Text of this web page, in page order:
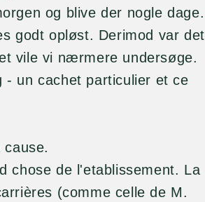
og blive der nogle dage.
godt opløst. Derimod var det
vile vi nærmere undersøge.
un cachet particulier et ce
chose de l'etablissement. La
(comme celle de M.